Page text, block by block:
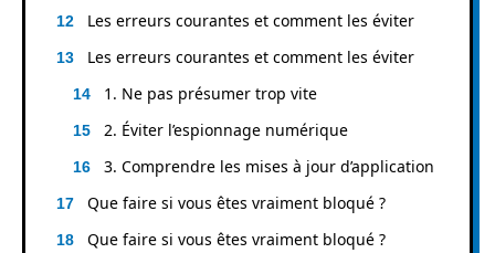
Les erreurs courantes et comment les éviter
Les erreurs courantes et comment les éviter
1. Ne pas présumer trop vite
2. Éviter l’espionnage numérique
3. Comprendre les mises à jour d’application
Que faire si vous êtes vraiment bloqué ?
Que faire si vous êtes vraiment bloqué ?